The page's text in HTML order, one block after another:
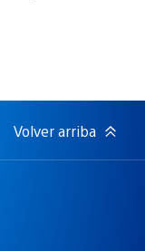
Volver arriba